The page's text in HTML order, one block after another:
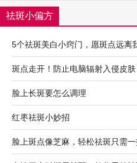
祛斑小偏方
5个祛斑美白小窍门，愿斑点远离
斑点走开！防止电脑辐射入侵皮肤
脸上长斑要怎么调理
红枣祛斑小妙招
脸上斑点像芝麻，轻松祛斑只需一